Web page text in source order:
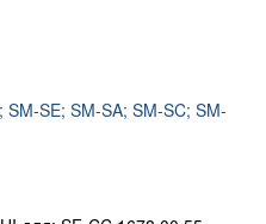
SE; SM-SA; SM-SC; SM-